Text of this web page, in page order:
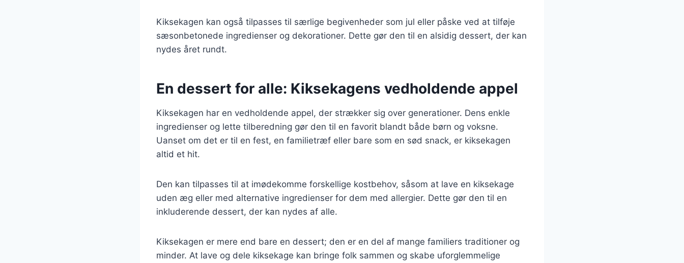
Kiksekagen kan også tilpasses til særlige begivenheder som jul eller påske ved at tilføje
sæsonbetonede ingredienser og dekorationer. Dette gør den til en alsidig dessert, der kan
nydes året rundt.
En dessert for alle: Kiksekagens vedholdende appel
Kiksekagen har en vedholdende appel, der strækker sig over generationer. Dens enkle
ingredienser og lette tilberedning gør den til en favorit blandt både børn og voksne.
Uanset om det er til en fest, en familietræf eller bare som en sød snack, er kiksekagen
altid et hit.
Den kan tilpasses til at imødekomme forskellige kostbehov, såsom at lave en kiksekage
uden æg eller med alternative ingredienser for dem med allergier. Dette gør den til en
inkluderende dessert, der kan nydes af alle.
Kiksekagen er mere end bare en dessert; den er en del af mange familiers traditioner og
minder. At lave og dele kiksekage kan bringe folk sammen og skabe uforglemmelige